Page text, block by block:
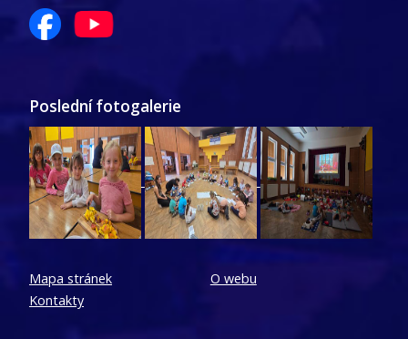
Poslední fotogalerie
Mapa stránek
Kontakty
O webu